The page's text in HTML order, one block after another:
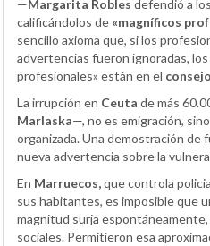
—Margarita Robles defendió a
calificándolos de «magníficos
sencillo axioma que, si los
advertencias fueron ignoradas,
profesionales» están en el
La irrupción en Ceuta de más
Marlaska—, no es emigración,
organizada. Una demostración de
nueva advertencia sobre la
En Marruecos,que controla
sus habitantes, es imposible que
magnitud surja
sociales. Permitieron esa